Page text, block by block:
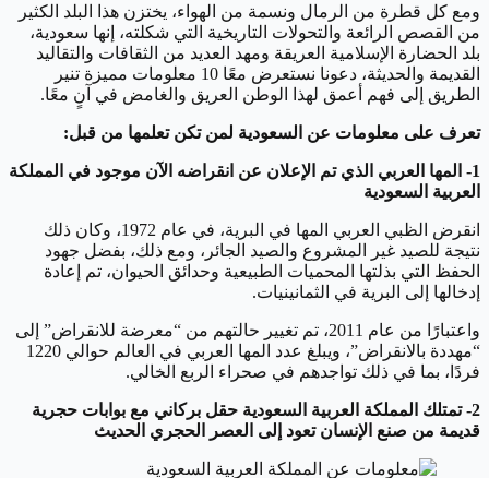
ومع كل قطرة من الرمال ونسمة من الهواء، يختزن هذا البلد الكثير
من القصص الرائعة والتحولات التاريخية التي شكلته، إنها سعودية،
بلد الحضارة الإسلامية العريقة ومهد العديد من الثقافات والتقاليد
القديمة والحديثة، دعونا نستعرض معًا 10 معلومات مميزة تنير
الطريق إلى فهم أعمق لهذا الوطن العريق والغامض في آنٍ معًا.
تعرف على معلومات عن السعودية لمن تكن تعلمها من قبل:
1- المها العربي الذي تم الإعلان عن انقراضه الآن موجود في المملكة
العربية السعودية
انقرض الظبي العربي المها في البرية، في عام 1972، وكان ذلك
نتيجة للصيد غير المشروع والصيد الجائر، ومع ذلك، بفضل جهود
الحفظ التي بذلتها المحميات الطبيعية وحدائق الحيوان، تم إعادة
إدخالها إلى البرية في الثمانينيات.
واعتبارًا من عام 2011، تم تغيير حالتهم من “معرضة للانقراض” إلى
“مهددة بالانقراض”، ويبلغ عدد المها العربي في العالم حوالي 1220
فردًا، بما في ذلك تواجدهم في صحراء الربع الخالي.
2- تمتلك المملكة العربية السعودية حقل بركاني مع بوابات حجرية
قديمة من صنع الإنسان تعود إلى العصر الحجري الحديث